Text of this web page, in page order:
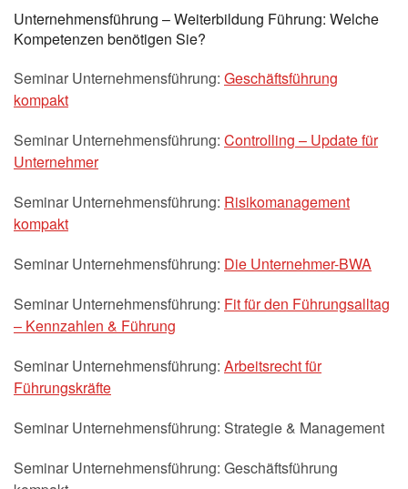
Unternehmensführung – Weiterbildung Führung: Welche
Kompetenzen benötigen Sie?
Seminar Unternehmensführung: Geschäftsführung
kompakt
Seminar Unternehmensführung: Controlling – Update für
Unternehmer
Seminar Unternehmensführung: Risikomanagement
kompakt
Seminar Unternehmensführung: Die Unternehmer-BWA
Seminar Unternehmensführung: Fit für den Führungsalltag
– Kennzahlen & Führung
Seminar Unternehmensführung: Arbeitsrecht für
Führungskräfte
Seminar Unternehmensführung: Strategie & Management
Seminar Unternehmensführung: Geschäftsführung